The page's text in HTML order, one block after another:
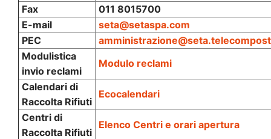
Fax
011 8015700
E-mail
seta@setaspa.com
PEC
Modulistica
invio reclami
Modulo reclami
Calendari di
Raccolta Rifiuti
Ecocalendari
Centri di
Raccolta Rifiuti
Elenco Centri e orari apertura